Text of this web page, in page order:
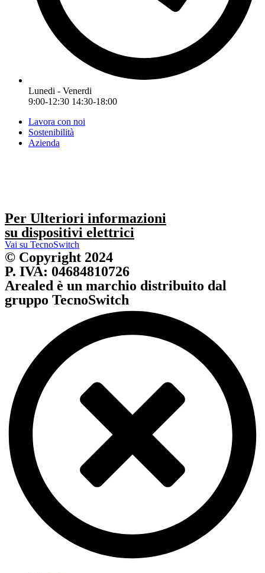
Lunedi - Venerdi
9:00-12:30 14:30-18:00
Lavora con noi
Sostenibilità
Azienda
Per Ulteriori informazioni
su dispositivi elettrici
Vai su TecnoSwitch
© Copyright 2024
P. IVA: 04684810726
Arealed è un marchio distribuito dal
gruppo TecnoSwitch